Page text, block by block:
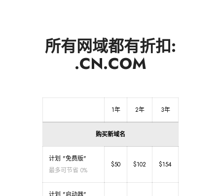
所有网域都有折扣:
.CN.COM
1年 2年 3年
购买新域名
计划 "免费版"
最多可节省 0%
$50 $102 $154